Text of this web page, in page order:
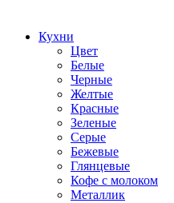
Кухни
Цвет
Белые
Черные
Желтые
Красные
Зеленые
Серые
Бежевые
Глянцевые
Кофе с молоком
Металлик